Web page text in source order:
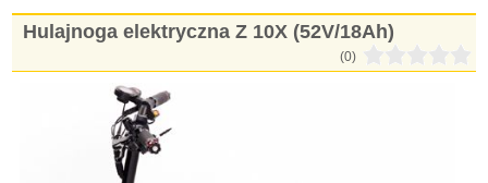
Hulajnoga elektryczna Z 10X (52V/18Ah)
(0)